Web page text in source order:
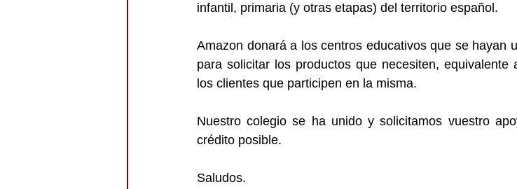
infantil, primaria (y otras etapas) del territorio español.
Amazon donará a los centros educativos que se hayan
para solicitar los productos que necesiten,
los clientes que participen en la misma.
Nuestro colegio se ha unido y solicitamos vuestro
crédito posible.
Saludos.